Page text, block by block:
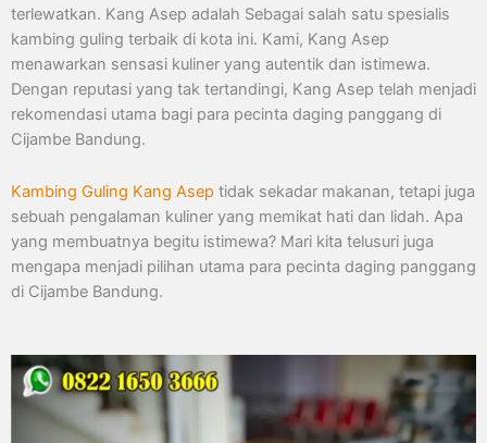
terlewatkan. Kang Asep adalah Sebagai salah satu spesialis
kambing guling terbaik di kota ini. Kami, Kang Asep
menawarkan sensasi kuliner yang autentik dan istimewa.
Dengan reputasi yang tak tertandingi, Kang Asep telah menjadi
rekomendasi utama bagi para pecinta daging panggang di
Cijambe Bandung.
Kambing Guling Kang Asep tidak sekadar makanan, tetapi juga
sebuah pengalaman kuliner yang memikat hati dan lidah. Apa
yang membuatnya begitu istimewa? Mari kita telusuri juga
mengapa menjadi pilihan utama para pecinta daging panggang
di Cijambe Bandung.